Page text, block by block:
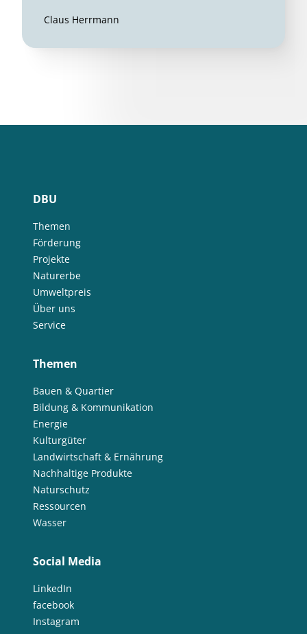
Claus Herrmann
DBU
Themen
Förderung
Projekte
Naturerbe
Umweltpreis
Über uns
Service
Themen
Bauen & Quartier
Bildung & Kommunikation
Energie
Kulturgüter
Landwirtschaft & Ernährung
Nachhaltige Produkte
Naturschutz
Ressourcen
Wasser
Social Media
LinkedIn
facebook
Instagram